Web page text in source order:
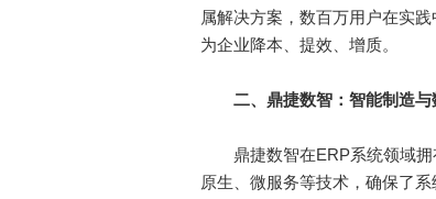
属解决方案，数百万用户在实
为企业降本、提效、增质。
二、鼎捷数智：智能制造
鼎捷数智在ERP系统领域拥
原生、微服务等技术，确保了